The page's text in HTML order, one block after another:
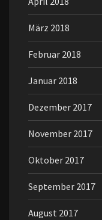
März 2018
Februar 2018
Januar 2018
Dezember 2017
November 2017
Oktober 2017
September 2017
August 2017